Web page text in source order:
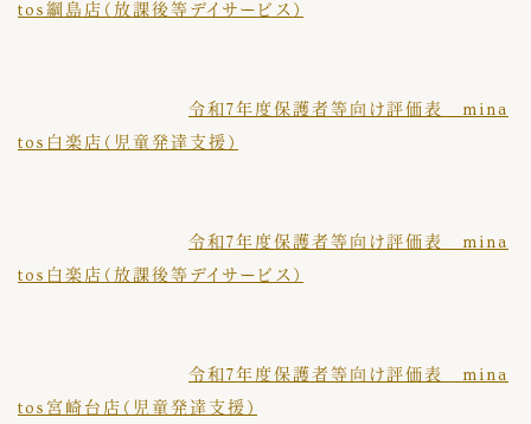
tos綱島店（放課後等デイサービス）
令和7年度保護者等向け評価表 mina
tos白楽店（児童発達支援）
令和7年度保護者等向け評価表 mina
tos白楽店（放課後等デイサービス）
令和7年度保護者等向け評価表 mina
tos宮崎台店（児童発達支援）